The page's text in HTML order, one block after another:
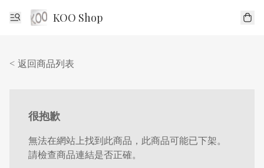
KOO Shop
< 返回商品列表
很抱歉
無法在網站上找到此商品，此商品可能已下架。
請檢查商品連結是否正確。